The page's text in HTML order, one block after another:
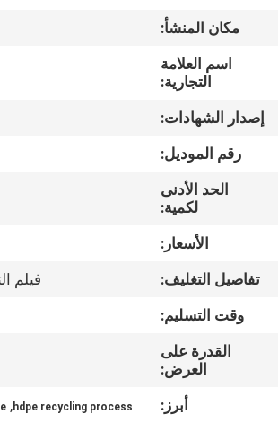
أشرطة
معلومات
في
المعمل
مراقبة
مكان المنشأ:
اسم العلامة
التجارية:
إصدار الشهادات:
رقم الموديل:
الحد الأدنى
لكمية:
الأسعار:
تفاصيل التغليف:
فيلم
وقت التسليم:
القدرة على
العرض:
أبرز: hdpe recycling process
,